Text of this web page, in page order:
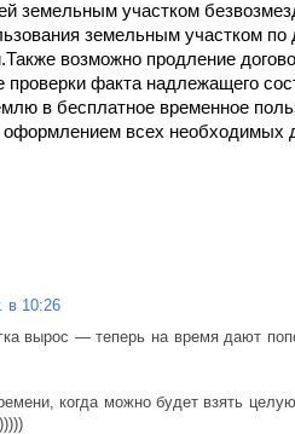
земельным участком
земельным участком
возможно продление
проверки факта надлежащего
в бесплатное временное
оформлением всех необходимых
в 10:26
вырос — теперь на время дают
когда можно будет взять